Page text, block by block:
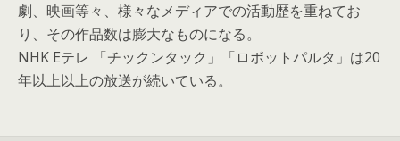
劇、映画等々、様々なメディアでの活動歴を重ねてお
り、その作品数は膨大なものになる。
NHK Eテレ 「チックンタック」「ロボットパルタ」は20
年以上以上の放送が続いている。